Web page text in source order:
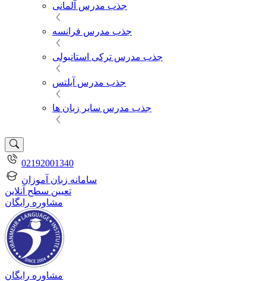
جذب مدرس آلمانی
جذب مدرس فرانسه
جذب مدرس ترکی استانبولی
جذب مدرس آیلتس
جذب مدرس سایر زبان ها
02192001340
سامانه زبان آموزان
تعیین سطح آنلاین
مشاوره رایگان
مشاوره رایگان